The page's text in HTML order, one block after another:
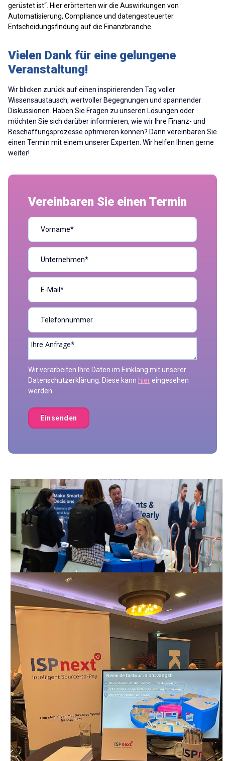
gerüstet ist“. Hier erörterten wir die Auswirkungen von
Automatisierung, Compliance und datengesteuerter
Entscheidungsfindung auf die Finanzbranche.
Vielen Dank für eine gelungene
Veranstaltung!
Wir blicken zurück auf einen inspirierenden Tag voller
Wissensaustausch, wertvoller Begegnungen und spannender
Diskussionen. Haben Sie Fragen zu unseren Lösungen oder
möchten Sie sich darüber informieren, wie wir Ihre Finanz- und
Beschaffungsprozesse optimieren können? Dann vereinbaren Sie
einen Termin mit einem unserer Experten. Wir helfen Ihnen gerne
weiter!
Vereinbaren Sie einen Termin
Wir verarbeiten Ihre Daten im Einklang mit unserer
Datenschutzerklärung. Diese kann hier eingesehen
werden.